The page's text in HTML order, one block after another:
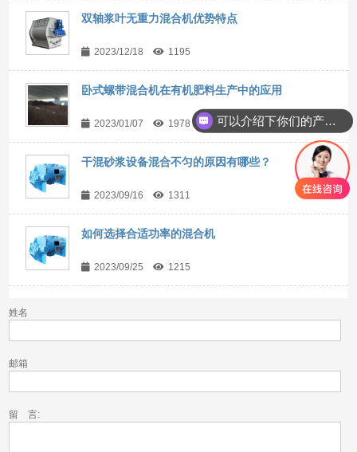
双轴浆叶无重力混合机优势特点
2023/12/18 1195
卧式螺带混合机在有机肥料生产中的应用
2023/01/07 1978
干混砂浆设备混合不匀的原因有哪些？
2023/09/16 1311
如何选择合适功率的混合机
2023/09/25 1215
姓名
邮箱
留 言:
可以介绍下你们的产品么？